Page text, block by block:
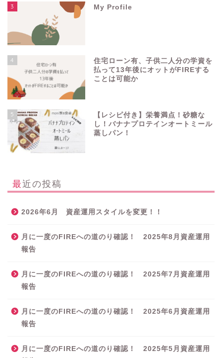
3 My Profile
4
住宅ローン有、子供二人分の学資を
払って13年後にオットがFIREする
ことは可能か
5
【レシピ付き】栄養満点！砂糖な
し！バナナプロテインオートミール
蒸しパン！
最近の投稿
2026年6月 資産運用スタイルを変更！！
月に一度のFIREへの道のり確認！ 2025年8月資産運用
報告
月に一度のFIREへの道のり確認！ 2025年7月資産運用
報告
月に一度のFIREへの道のり確認！ 2025年6月資産運用
報告
月に一度のFIREへの道のり確認！ 2025年5月資産運用